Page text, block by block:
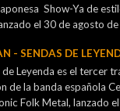
Show-Ya de
el 30 de agosto de
- SENDAS DE
de Leyenda es el tercer
de la banda española
Folk Metal, lanzado